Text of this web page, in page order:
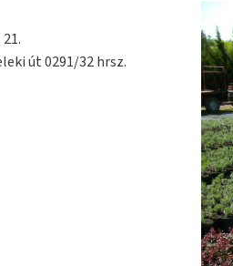
út 0291/32 hrsz.